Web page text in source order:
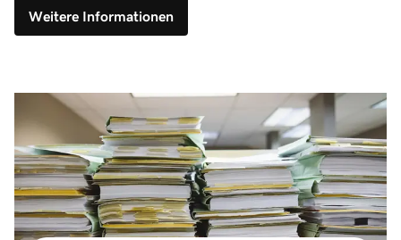
Weitere Informationen